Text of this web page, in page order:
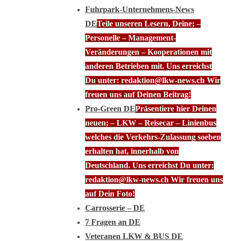
Fuhrpark-Unternehmens-News
DETeile unseren Lesern, Deine; –
Personelle – Management-
Veränderungen – Kooperationen mit
anderen Betrieben mit. Uns erreichst
Du unter: redaktion@lkw-news.ch Wir
freuen uns auf Deinen Beitrag!
Pro-Green DEPräsentiere hier Deinen
neuen; – LKW – Reisecar – Linienbus
welches die Verkehrs-Zulassung soeben
erhalten hat, innerhalb von
Deutschland. Uns erreichst Du unter:
redaktion@lkw-news.ch Wir freuen uns
auf Dein Foto!
Carrosserie – DE
7 Fragen an DE
Veteranen LKW & BUS DE